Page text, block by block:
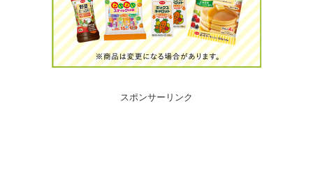
スポンサーリンク